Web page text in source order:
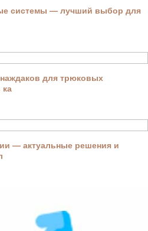
системы — лучший выбор для
для трюковых
ка
— актуальные решения и